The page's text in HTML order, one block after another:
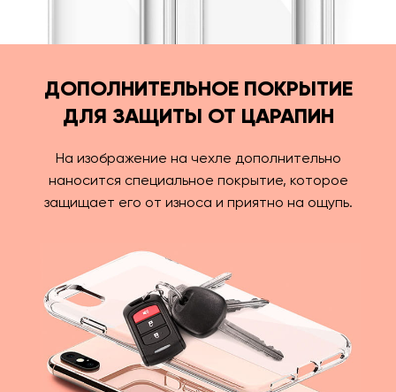
ДОПОЛНИТЕЛЬНОЕ ПОКРЫТИЕ
ДЛЯ ЗАЩИТЫ ОТ ЦАРАПИН
На изображение на чехле дополнительно
наносится специальное покрытие, которое
защищает его от износа и приятно на ощупь.